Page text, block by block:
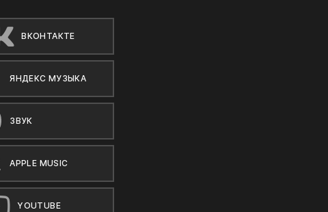
ВКОНТАКТЕ
ЯНДЕКС МУЗЫКА
ЗВУК
APPLE MUSIC
YOUTUBE